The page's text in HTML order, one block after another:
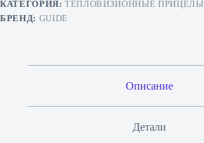
КАТЕГОРИЯ:ТЕПЛОВИЗИОННЫЕ ПРИЦЕЛЫ
БРЕНД: GUIDE
Описание
Детали